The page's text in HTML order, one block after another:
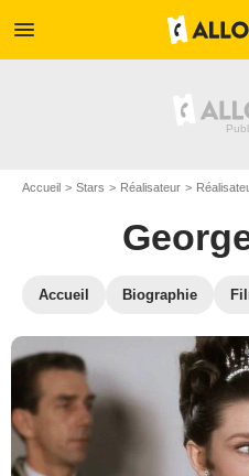
menu
Accueil Stars Réalisateur
Accueil Biographie